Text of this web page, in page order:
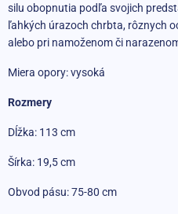
silu obopnutia podľa svojich
ľahkých úrazoch chrbta, rôznych
alebo pri namoženom či
Miera opory: vysoká
Rozmery
Dĺžka: 113 cm
Šírka: 19,5 cm
Obvod pásu: 75-80 cm